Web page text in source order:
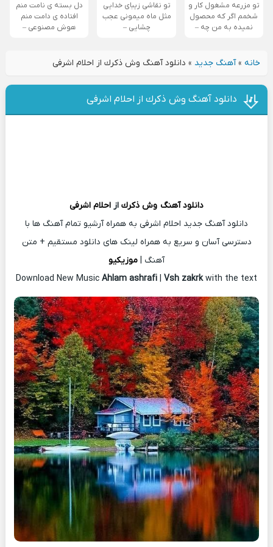
تو مزرعه مشغول کار و
شخمم اگر که محصول
نمیده به من چه –
تو نقاشی زیبای خدایی
مثل ماه میمونی عجب
چشایی –
دل بسته ی نامت منم
افتاده ی دامت منم
هوش مصنوعی –
خانه»آهنگ جدید » دانلود آهنگ وش ذكرك از احلام اشرفی
دانلود آهنگ وش ذكرك از احلام اشرفی
دانلود آهنگ وش ذكرك از احلام اشرفی
دانلود آهنگ جدید احلام اشرفی به همراه آرشیو تمام آهنگ ها با
دسترسی آسان و سریع به همراه لینک های دانلود مستقیم + متن
آهنگ | موزیکیو
Download New Music Ahlam ashrafi | Vsh zakrkwith the text